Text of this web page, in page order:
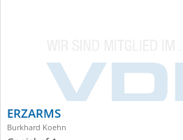
ERZARMS
Burkhard Koehn